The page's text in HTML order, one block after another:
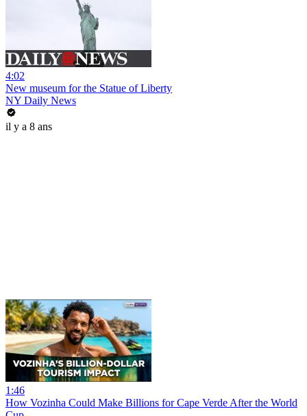
4:02
New museum for the Statue of Liberty
NY Daily News
il y a 8 ans
1:46
How Vozinha Could Make Billions for Cape Verde After the World